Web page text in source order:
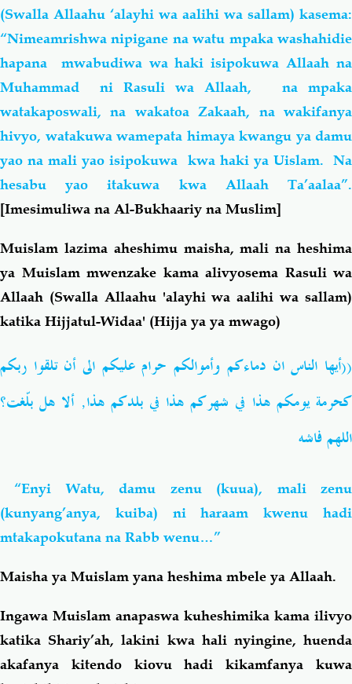
(Swalla Allaahu ‘alayhi wa aalihi wa sallam) kasema:
“Nimeamrishwa nipigane na watu mpaka washahidie
hapana mwabudiwa wa haki isipokuwa Allaah na
Muhammad ni Rasuli wa Allaah, na mpaka
watakaposwali, na wakatoa Zakaah, na wakifanya
hivyo, watakuwa wamepata himaya kwangu ya damu
yao na mali yao isipokuwa kwa haki ya Uislam. Na
hesabu yao itakuwa kwa Allaah
Ta’aalaa”.
[Imesimuliwa na Al-Bukhaariy na Muslim]
Muislam lazima aheshimu maisha, mali na heshima
ya Muislam mwenzake kama alivyosema Rasuli wa
Allaah (Swalla Allaahu 'alayhi wa aalihi wa sallam)
katika Hijjatul-Widaa' (Hijja ya ya mwago)
((أيها الناس ان دماءكم وأموالكم حرام عليكم الى أن تلقوا ربكم
كحرمة يومكم هذا في شهركم هذا في بلدكم هذا, ألا هل بلّغت؟
اللهم فاشه
“Enyi Watu, damu zenu (kuua), mali zenu
(kunyang’anya, kuiba) ni haraam kwenu hadi
mtakapokutana na Rabb wenu…”
Maisha ya Muislam yana heshima mbele ya Allaah.
Ingawa Muislam anapaswa kuheshimika kama ilivyo
katika Shariy’ah, lakini kwa hali nyingine, huenda
akafanya kitendo kiovu hadi kikamfanya kuwa